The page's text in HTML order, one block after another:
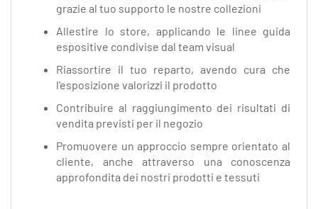
grazie al tuo supporto le nostre collezioni
Allestire lo store, applicando le linee guida
espositive condivise dal team visual
Riassortire il tuo reparto, avendo cura che
l'esposizione valorizzi il prodotto
Contribuire al raggiungimento dei risultati di
vendita previsti per il negozio
Promuovere un approccio sempre orientato al
cliente, anche attraverso una conoscenza
approfondita dei nostri prodotti e tessuti